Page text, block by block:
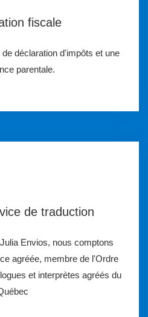
fiscale
déclaration d'impôts et une
parentale.
de traduction
Envios, nous comptons
agréée, membre de l'Ordre
et interprètes agréés du